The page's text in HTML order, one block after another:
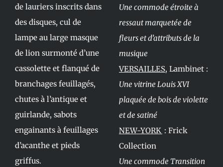
de lauriers inscrits dans
des disques, cul de
lampe au large masque
de lion surmonté d’une
cassolette et flanqué de
branchages feuillagés,
chutes à l’antique et
guirlande, sabots
engainants à feuillages
d’acanthe et pieds
griffus.
Une commode étroite à
ressaut marquetée de
fleurs et d’attributs de la
musique
VERSAILLES, Lambinet :
Une vitrine Louis XVI
plaquée de bois de violette
et de satiné
NEW-YORK : Frick
Collection
Une commode Transition